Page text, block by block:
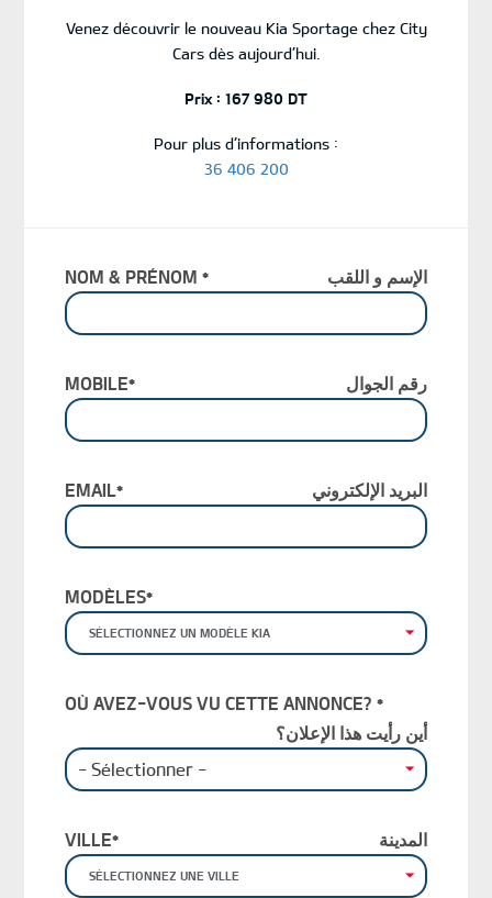
Venez découvrir le nouveau Kia Sportage chez City
Cars dès aujourd’hui.
Prix : 167 980 DT
Pour plus d’informations :
36 406 200
NOM & PRÉNOM * الإسم و اللقب
MOBILE* رقم الجوال
EMAIL* البريد الإلكتروني
MODÈLES*
SÉLECTIONNEZ UN MODÈLE KIA
OÙ AVEZ-VOUS VU CETTE ANNONCE? *
أين رأيت هذا الإعلان؟
OÙ AVEZ-VOUS VU CETTE ANNONCE?
VILLE* المدينة
SÉLECTIONNEZ UNE VILLE